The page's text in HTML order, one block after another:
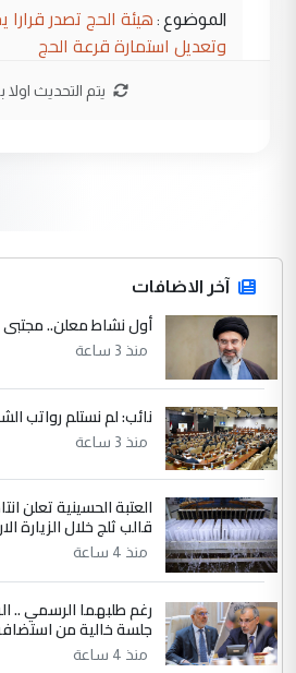
الموضوع : هيئة الحج تصدر
وتعديل استمارة قرعة الحج
المشترك لا تستهدف أية دولة
الدول الشقيقة
يوسف غزوان عصمت
التعليق : بكالوريوس فيزياء
إكمال دراستي داخل ...
الموضوع :
السعودية توافق على
إعطاء 100 منحة دراسية
جامعاتها سنويا
عبد الأمير جاسم هليل
التعليق : نحن اباء الطلاب
نتشرف بلقاء السيد احمد
الحسنية لزرع ...
يتم التحديث اولا
آخر الاضافات
أول نشاط معلن..
منذ 3 ساعة
نائب: لم نستلم رواتب
منذ 3 ساعة
قالب ثلج خلال الزيارة
منذ 4 ساعة
رغم طلبهما الرسمي ..
جلسة خالية من
منذ 4 ساعة